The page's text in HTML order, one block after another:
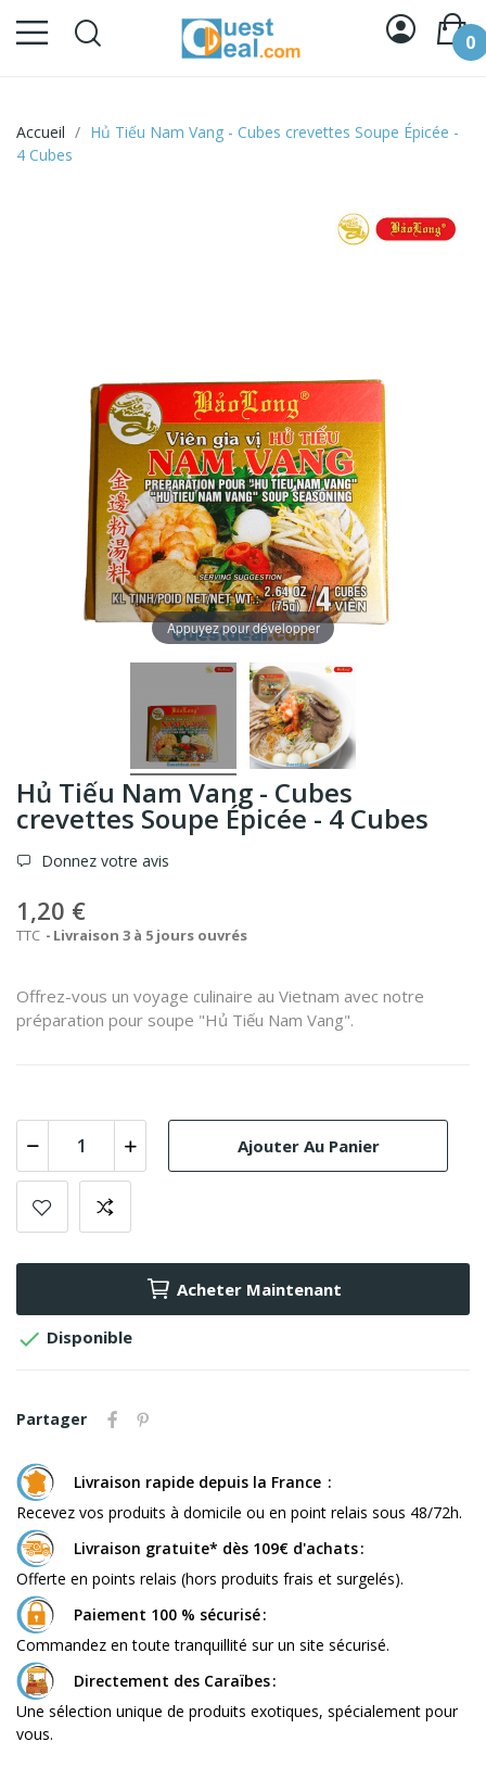
0
Accueil
Hủ Tiếu Nam Vang - Cubes crevettes Soupe Épicée -
4 Cubes
Appuyez pour développer
Hủ Tiếu Nam Vang - Cubes
crevettes Soupe Épicée - 4 Cubes
Donnez votre avis
1,20 €
TTC Livraison 3 à 5 jours ouvrés
Offrez-vous un voyage culinaire au Vietnam avec notre
préparation pour soupe "Hủ Tiếu Nam Vang".
Ajouter Au Panier
Acheter Maintenant
 Disponible
Partager
Livraison rapide depuis la France
Recevez vos produits à domicile ou en point relais sous 48/72h.
Livraison gratuite* dès 109€ d'achats
Offerte en points relais (hors produits frais et surgelés).
Paiement 100 % sécurisé
Commandez en toute tranquillité sur un site sécurisé.
Directement des Caraïbes
Une sélection unique de produits exotiques, spécialement pour
vous.